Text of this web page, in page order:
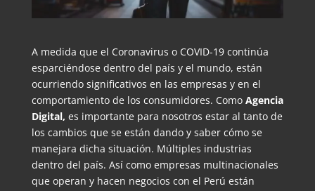
A medida que el Coronavirus o COVID-19 continúa
esparciéndose dentro del país y el mundo, están
ocurriendo significativos en las empresas y en el
comportamiento de los consumidores. Como Agencia
Digital, es importante para nosotros estar al tanto de
los cambios que se están dando y saber cómo se
manejara dicha situación. Múltiples industrias
dentro del país. Así como empresas multinacionales
que operan y hacen negocios con el Perú están